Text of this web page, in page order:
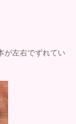
が左右でずれてい